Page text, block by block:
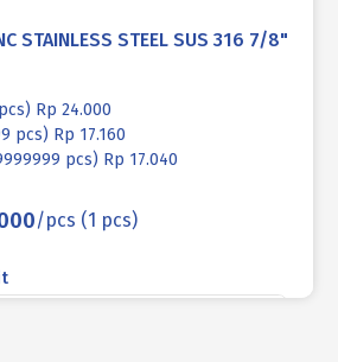
STAINLESS STEEL SUS 316 7/8"
Rp 24.000
pcs) Rp 17.160
pcs) Rp 17.040
/pcs (1 pcs)